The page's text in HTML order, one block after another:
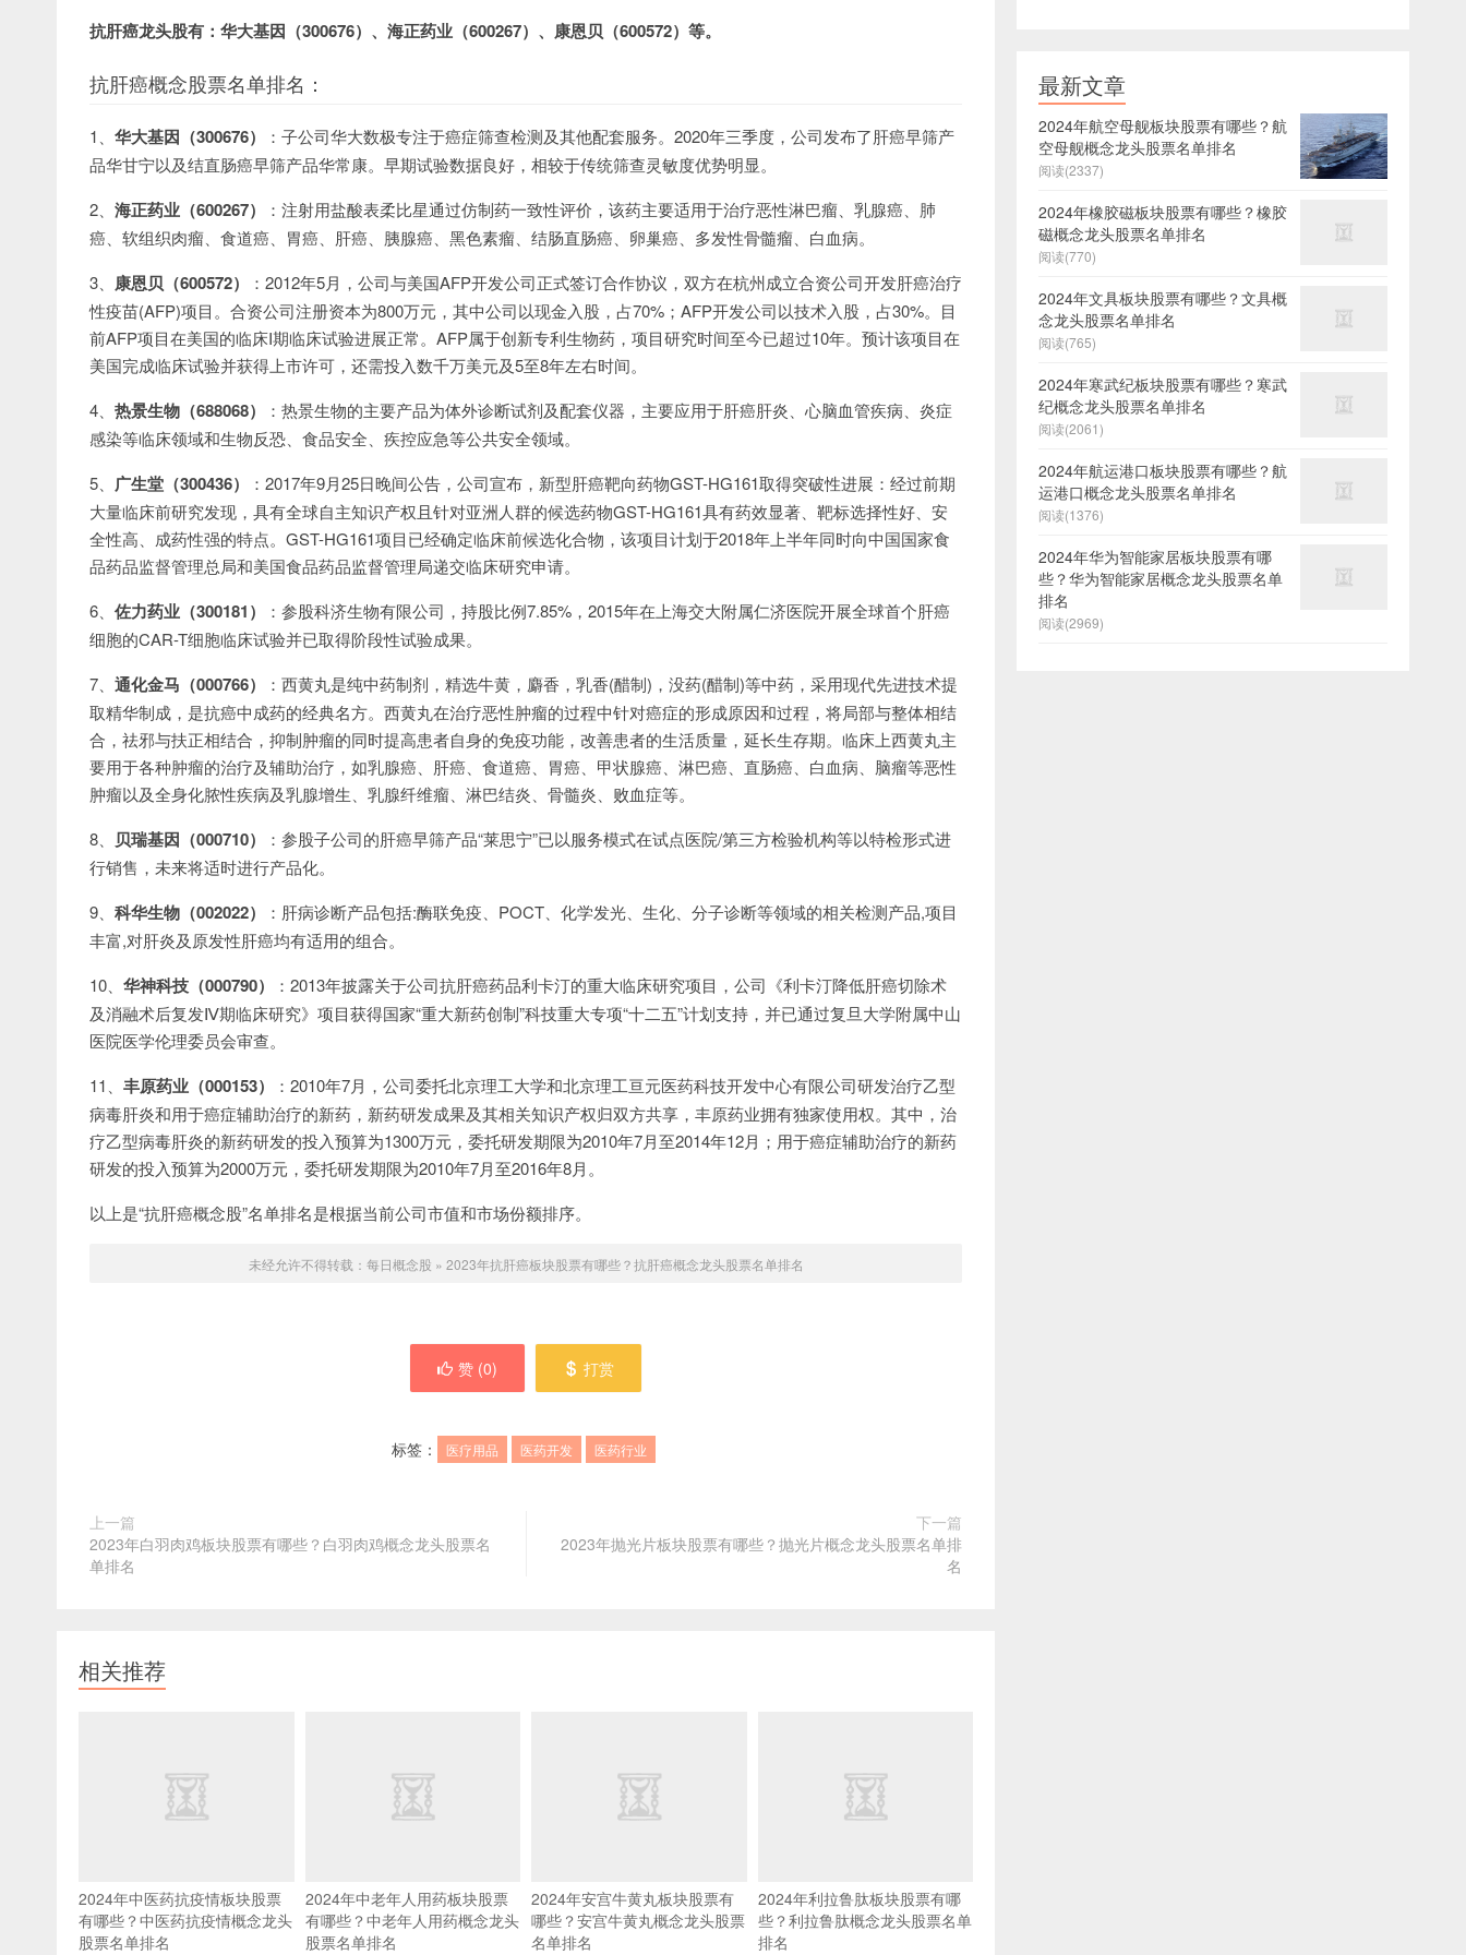
抗肝癌龙头股有：华大基因（300676）、海正药业（600267）、康恩贝（600572）等。
抗肝癌概念股票名单排名：
1、 华大基因（300676）
：子公司华大数极专注于癌症筛查检测及其他配套服务。2020年三季度，公司发布了肝癌早筛产
品华甘宁以及结直肠癌早筛产品华常康。早期试验数据良好，相较于传统筛查灵敏度优势明显。
2、 海正药业（600267）
：注射用盐酸表柔比星通过仿制药一致性评价，该药主要适用于治疗恶性淋巴瘤、乳腺癌、肺
癌、软组织肉瘤、食道癌、胃癌、肝癌、胰腺癌、黑色素瘤、结肠直肠癌、卵巢癌、多发性骨髓瘤、白血病。
3、 康恩贝（600572）
：2012年5月，公司与美国AFP开发公司正式签订合作协议，双方在杭州成立合资公司开发肝癌治疗
性疫苗(AFP)项目。合资公司注册资本为800万元，其中公司以现金入股，占70%；AFP开发公司以技术入股，占30%。目
前AFP项目在美国的临床I期临床试验进展正常。AFP属于创新专利生物药，项目研究时间至今已超过10年。预计该项目在
美国完成临床试验并获得上市许可，还需投入数千万美元及5至8年左右时间。
4、 热景生物（688068）
：热景生物的主要产品为体外诊断试剂及配套仪器，主要应用于肝癌肝炎、心脑血管疾病、炎症
感染等临床领域和生物反恐、食品安全、疾控应急等公共安全领域。
5、 广生堂（300436）
：2017年9月25日晚间公告，公司宣布，新型肝癌靶向药物GST-HG161取得突破性进展：经过前期
大量临床前研究发现，具有全球自主知识产权且针对亚洲人群的候选药物GST-HG161具有药效显著、靶标选择性好、安
全性高、成药性强的特点。GST-HG161项目已经确定临床前候选化合物，该项目计划于2018年上半年同时向中国国家食
品药品监督管理总局和美国食品药品监督管理局递交临床研究申请。
6、 佐力药业（300181）
：参股科济生物有限公司，持股比例7.85%，2015年在上海交大附属仁济医院开展全球首个肝癌
细胞的CAR-T细胞临床试验并已取得阶段性试验成果。
7、 通化金马（000766）
：西黄丸是纯中药制剂，精选牛黄，麝香，乳香(醋制)，没药(醋制)等中药，采用现代先进技术提
取精华制成，是抗癌中成药的经典名方。西黄丸在治疗恶性肿瘤的过程中针对癌症的形成原因和过程，将局部与整体相结
合，祛邪与扶正相结合，抑制肿瘤的同时提高患者自身的免疫功能，改善患者的生活质量，延长生存期。临床上西黄丸主
要用于各种肿瘤的治疗及辅助治疗，如乳腺癌、肝癌、食道癌、胃癌、甲状腺癌、淋巴癌、直肠癌、白血病、脑瘤等恶性
肿瘤以及全身化脓性疾病及乳腺增生、乳腺纤维瘤、淋巴结炎、骨髓炎、败血症等。
8、 贝瑞基因（000710）
：参股子公司的肝癌早筛产品“莱思宁”已以服务模式在试点医院/第三方检验机构等以特检形式进
行销售，未来将适时进行产品化。
9、 科华生物（002022）
：肝病诊断产品包括:酶联免疫、POCT、化学发光、生化、分子诊断等领域的相关检测产品,项目
丰富,对肝炎及原发性肝癌均有适用的组合。
10、 华神科技（000790）
：2013年披露关于公司抗肝癌药品利卡汀的重大临床研究项目，公司《利卡汀降低肝癌切除术
及消融术后复发Ⅳ期临床研究》项目获得国家“重大新药创制”科技重大专项“十二五”计划支持，并已通过复旦大学附属中山
医院医学伦理委员会审查。
11、 丰原药业（000153）
：2010年7月，公司委托北京理工大学和北京理工亘元医药科技开发中心有限公司研发治疗乙型
病毒肝炎和用于癌症辅助治疗的新药，新药研发成果及其相关知识产权归双方共享，丰原药业拥有独家使用权。其中，治
疗乙型病毒肝炎的新药研发的投入预算为1300万元，委托研发期限为2010年7月至2014年12月；用于癌症辅助治疗的新药
研发的投入预算为2000万元，委托研发期限为2010年7月至2016年8月。
以上是“抗肝癌概念股”名单排名是根据当前公司市值和市场份额排序。
未经允许不得转载： 每日概念股 » 2023年抗肝癌板块股票有哪些？抗肝癌概念龙头股票名单排名
赞 (0) 打赏
标签： 医疗用品 医药开发 医药行业
上一篇
2023年白羽肉鸡板块股票有哪些？白羽肉鸡概念龙头股票名
单排名
下一篇
2023年抛光片板块股票有哪些？抛光片概念龙头股票名单排
名
相关推荐
2024年中医药抗疫情板块股票
有哪些？中医药抗疫情概念龙头
股票名单排名
2024年中老年人用药板块股票
有哪些？中老年人用药概念龙头
股票名单排名
2024年安宫牛黄丸板块股票有
哪些？安宫牛黄丸概念龙头股票
名单排名
2024年利拉鲁肽板块股票有哪
些？利拉鲁肽概念龙头股票名单
排名
最新文章
2024年航空母舰板块股票有哪些？航
空母舰概念龙头股票名单排名
阅读(2337)
2024年橡胶磁板块股票有哪些？橡胶
磁概念龙头股票名单排名
阅读(770)
2024年文具板块股票有哪些？文具概
念龙头股票名单排名
阅读(765)
2024年寒武纪板块股票有哪些？寒武
纪概念龙头股票名单排名
阅读(2061)
2024年航运港口板块股票有哪些？航
运港口概念龙头股票名单排名
阅读(1376)
2024年华为智能家居板块股票有哪
些？华为智能家居概念龙头股票名单
排名
阅读(2969)